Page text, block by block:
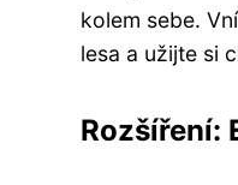
kolem sebe.
lesa a užijte si
Rozšíření: